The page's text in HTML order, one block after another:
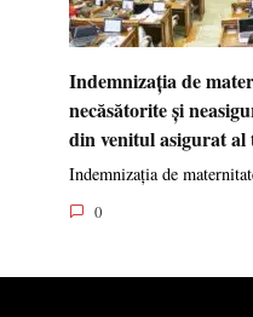
Indemnizația de
necăsătorite și
din venitul asigurat
Indemnizația de
0